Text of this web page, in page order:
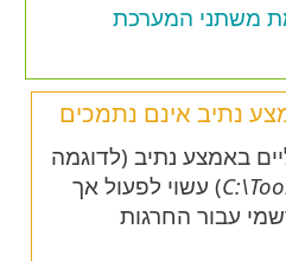
משתני המערכת
נתיב אינם נתמכים
באמצע נתיב (לדוגמה
) עשוי לפעול אך
עבור החרגות